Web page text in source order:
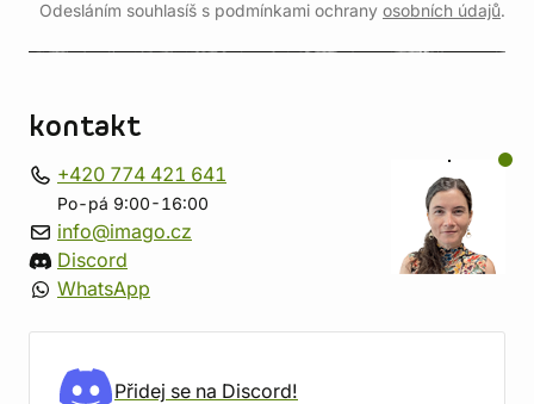
Odesláním souhlasíš s podmínkami ochrany osobních údajů.
kontakt
+420 774 421 641
Po-pá 9:00-16:00
info@imago.cz
Discord
WhatsApp
Přidej se na Discord!